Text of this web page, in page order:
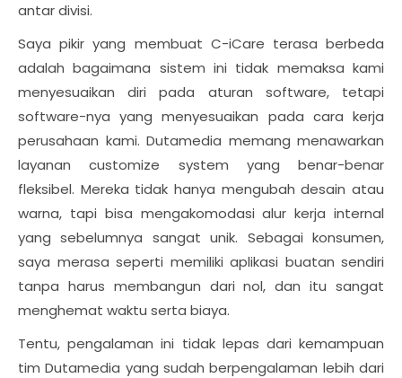
antar divisi.
Saya pikir yang membuat C-iCare terasa berbeda
adalah bagaimana sistem ini tidak memaksa kami
menyesuaikan diri pada aturan software, tetapi
software-nya yang menyesuaikan pada cara kerja
perusahaan kami. Dutamedia memang menawarkan
layanan customize system yang benar-benar
fleksibel. Mereka tidak hanya mengubah desain atau
warna, tapi bisa mengakomodasi alur kerja internal
yang sebelumnya sangat unik. Sebagai konsumen,
saya merasa seperti memiliki aplikasi buatan sendiri
tanpa harus membangun dari nol, dan itu sangat
menghemat waktu serta biaya.
Tentu, pengalaman ini tidak lepas dari kemampuan
tim Dutamedia yang sudah berpengalaman lebih dari